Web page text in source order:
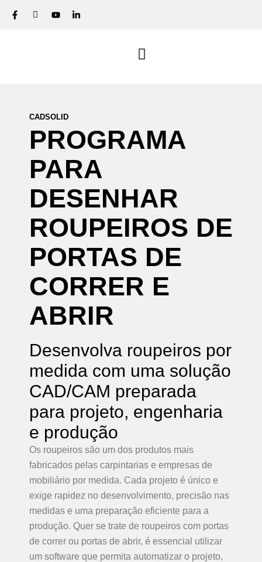
CADSOLID
PROGRAMA
PARA
DESENHAR
ROUPEIROS DE
PORTAS DE
CORRER E
ABRIR
Desenvolva roupeiros por
medida com uma solução
CAD/CAM preparada
para projeto, engenharia
e produção
Os roupeiros são um dos produtos mais
fabricados pelas carpintarias e empresas de
mobiliário por medida. Cada projeto é único e
exige rapidez no desenvolvimento, precisão nas
medidas e uma preparação eficiente para a
produção. Quer se trate de roupeiros com portas
de correr ou portas de abrir, é essencial utilizar
um software que permita automatizar o projeto,